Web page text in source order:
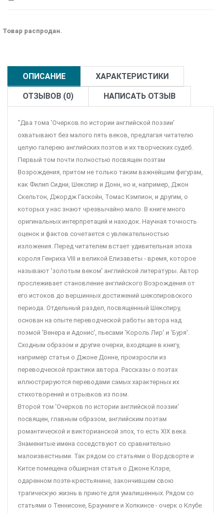
Товар распродан.
ОПИСАНИЕ ХАРАКТЕРИСТИКИ
ОТЗЫВОВ (0) НАПИСАТЬ ОТЗЫВ
"Два тома 'Очерков по истории английской поэзии'
охватывают без малого пять веков, предлагая читателю
целую галерею английских поэтов и их творческих судеб.
Первый том почти полностью посвящен поэтам
Возрождения, притом не только таким важнейшим фигурам,
как Филип Сидни, Шекспир и Донн, но и, например, Джон
Скельтон, Джордж Гаскойн, Томас Кэмпион, и другим, о
которых у нас знают чрезвычайно мало. В книге много
оригинальных интерпретаций и находок. Научная точность
оценок и фактов сочетается с увлекательностью
изложения. Перед читателем встает удивительная эпоха
короля Генриха VIII и великой Елизаветы - время, которое
называют 'золотым веком' английской литературы. Автор
прослеживает становление английского Возрождения от
его истоков до вершинных достижений шекспировского
периода. Отдельный раздел, посвященный Шекспиру,
основан на опыте переводческой работы автора над
поэмой 'Венера и Адонис', пьесами 'Король Лир' и 'Буря'.
Сходным образом и другие очерки, входящие в книгу,
например статьи о Джоне Донне, произросли из
переводческой практики автора. Рассказы о поэтах
иллюстрируются переводами самых характерных их
стихотворений и отрывков из поэм.
Второй том 'Очерков по истории английской поэзии'
посвящен, главным образом, английским поэтам
романтической и викторианской эпох, то есть XIX века.
Знаменитые имена соседствуют со сравнительно
малоизвестными. Так рядом со статьями о Вордсворте и
Китсе помещена обширная статья о Джоне Клэре,
одаренном поэте-крестьянине, закончившем свою
трагическую жизнь в приюте для умалишенных. Рядом со
статьями о Теннисоне, Браунинге и Хопкинсе - очерк о Клубе